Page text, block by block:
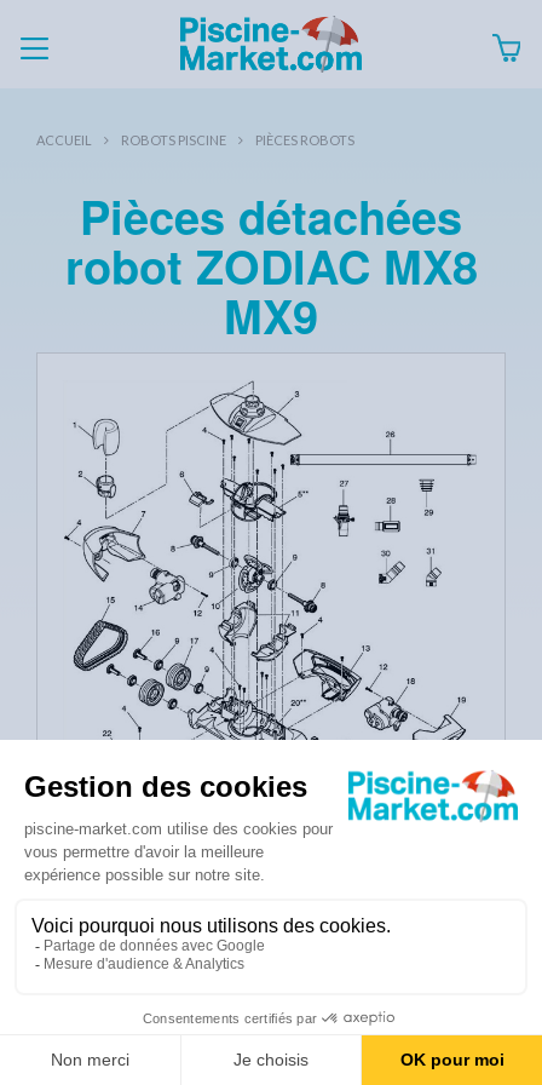
ACCUEIL ROBOTS PISCINE PIÈCES ROBOTS
Pièces détachées
robot ZODIAC MX8
MX9
FLOTTEUR DE TUYAU BARACUDA
W79032P